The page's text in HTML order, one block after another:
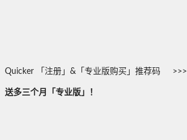
Quicker 「注册」&「专业版购买」推荐码 >>>
送多三个月「专业版」！